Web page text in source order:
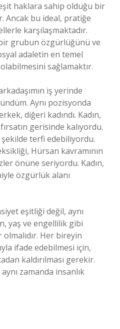
haklara sahip olduğu bir
Ancak bu ideal, pratiğe
karşılaşmaktadır.
grubun özgürlüğünü ve
adaletin en temel
sağlamaktır.
iş yerinde
Aynı pozisyonda
diğeri kadındı. Kadın,
gerisinde kalıyordu.
terfi edebiliyordu.
Hürsan kavramının
önüne seriyordu. Kadın,
özgürlük alanı
eşitliği değil, aynı
yaş ve engellilik gibi
Her bireyin
ifade edebilmesi için,
kaldırılması gerekir.
zamanda insanlık